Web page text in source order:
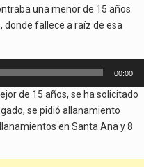
una menor de 15 años
donde fallece a raíz de esa
00:00
de 15 años, se ha solicitado
se pidió allanamiento
en Santa Ana y 8